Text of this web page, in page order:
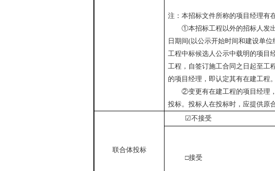
注：本招标文件所称的项目经理有
①本招标工程以外的招标人发出
日期间(以公示开始时间和建设单
工程中标候选人公示中载明的项目
工程，自签订施工合同之日起至工
的项目经理，即认定其有在建工程。
②变更有在建工程的项目经理，
投标。投标人在投标时，应提供原
联合体投标
☑不接受
□接受